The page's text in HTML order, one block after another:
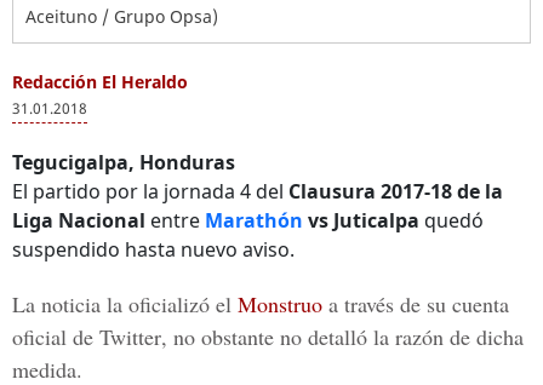
Aceituno / Grupo Opsa)
Redacción El Heraldo
31.01.2018
Tegucigalpa, Honduras
El partido por la jornada 4 del Clausura 2017-18 de la
Liga Nacional entre Marathón vs Juticalpa quedó
suspendido hasta nuevo aviso.
La noticia la oficializó el Monstruo a través de su cuenta
oficial de Twitter, no obstante no detalló la razón de dicha
medida.